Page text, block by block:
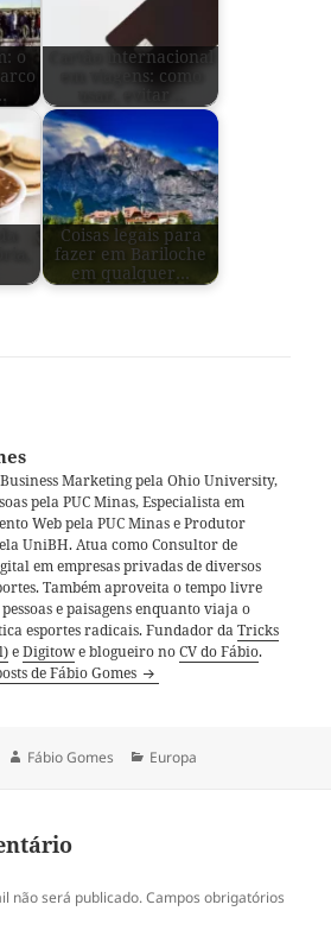
o
Cartão internacional
em viagens: como
usar, evitar…
Coisas legais para
fazer em Bariloche
em qualquer…
Marketing pela Ohio University,
pela PUC Minas, Especialista em
Web pela PUC Minas e Produtor
UniBH. Atua como Consultor de
em empresas privadas de diversos
Também aproveita o tempo livre
e paisagens enquanto viaja o
esportes radicais. Fundador daTricks
eDigitowe blogueiro noCV do Fábio.
de Fábio Gomes
Autor
Fábio Gomes Categorias
Europa
não será publicado. Campos obrigatórios